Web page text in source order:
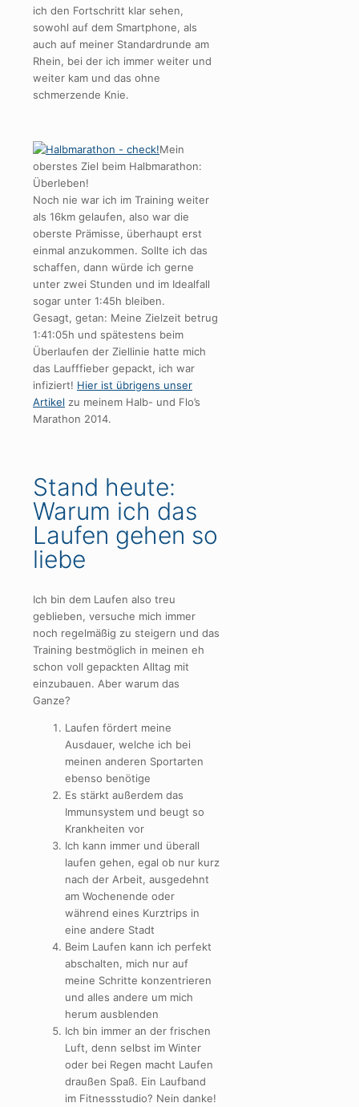
ich den Fortschritt klar sehen,
sowohl auf dem Smartphone, als
auch auf meiner Standardrunde am
Rhein, bei der ich immer weiter und
weiter kam und das ohne
schmerzende Knie.
Mein
oberstes Ziel beim Halbmarathon:
Überleben!
Noch nie war ich im Training weiter
als 16km gelaufen, also war die
oberste Prämisse, überhaupt erst
einmal anzukommen. Sollte ich das
schaffen, dann würde ich gerne
unter zwei Stunden und im Idealfall
sogar unter 1:45h bleiben.
Gesagt, getan: Meine Zielzeit betrug
1:41:05h und spätestens beim
Überlaufen der Ziellinie hatte mich
das Laufffieber gepackt, ich war
infiziert! Hier ist übrigens unser
Artikel zu meinem Halb- und Flo’s
Marathon 2014.
Stand heute:
Warum ich das
Laufen gehen so
liebe
Ich bin dem Laufen also treu
geblieben, versuche mich immer
noch regelmäßig zu steigern und das
Training bestmöglich in meinen eh
schon voll gepackten Alltag mit
einzubauen. Aber warum das
Ganze?
Laufen fördert meine
Ausdauer, welche ich bei
meinen anderen Sportarten
ebenso benötige
Es stärkt außerdem das
Immunsystem und beugt so
Krankheiten vor
Ich kann immer und überall
laufen gehen, egal ob nur kurz
nach der Arbeit, ausgedehnt
am Wochenende oder
während eines Kurztrips in
eine andere Stadt
Beim Laufen kann ich perfekt
abschalten, mich nur auf
meine Schritte konzentrieren
und alles andere um mich
herum ausblenden
Ich bin immer an der frischen
Luft, denn selbst im Winter
oder bei Regen macht Laufen
draußen Spaß. Ein Laufband
im Fitnessstudio? Nein danke!